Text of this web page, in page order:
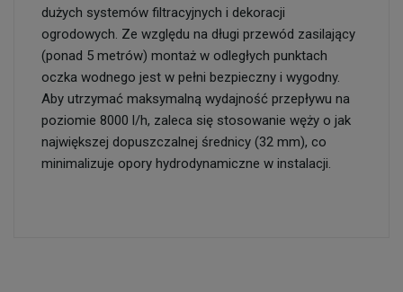
dużych systemów filtracyjnych i dekoracji
ogrodowych. Ze względu na długi przewód zasilający
(ponad 5 metrów) montaż w odległych punktach
oczka wodnego jest w pełni bezpieczny i wygodny.
Aby utrzymać maksymalną wydajność przepływu na
poziomie 8000 l/h, zaleca się stosowanie węży o jak
największej dopuszczalnej średnicy (32 mm), co
minimalizuje opory hydrodynamiczne w instalacji.